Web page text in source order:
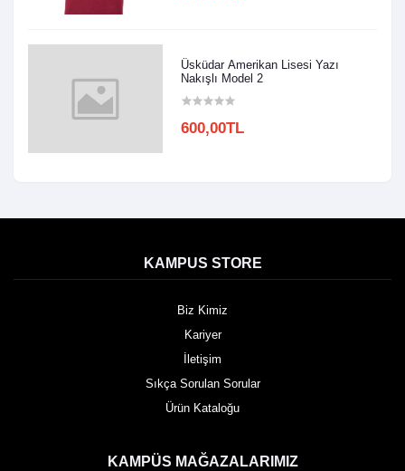
Üsküdar Amerikan Lisesi Yazı
Nakışlı Model 2
600,00TL
KAMPUS STORE
Biz Kimiz
Kariyer
İletişim
Sıkça Sorulan Sorular
Ürün Kataloğu
KAMPÜS MAĞAZALARIMIZ